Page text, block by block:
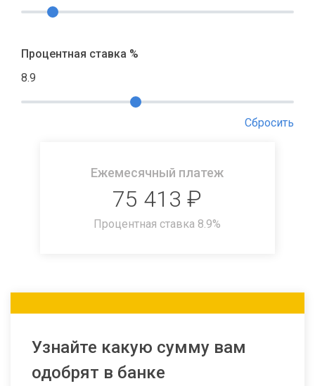
Процентная ставка %
8.9
Сбросить
Ежемесячный платеж
75 413 ₽
Процентная ставка 8.9%
Узнайте какую сумму вам
одобрят в банке